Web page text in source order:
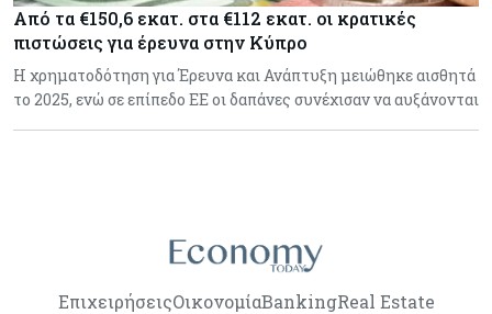
Από τα €150,6 εκατ. στα €112 εκατ. οι κρατικές
πιστώσεις για έρευνα στην Κύπρο
Η χρηματοδότηση για Έρευνα και Ανάπτυξη μειώθηκε αισθητά
το 2025, ενώ σε επίπεδο ΕΕ οι δαπάνες συνέχισαν να αυξάνονται
ΕπιχειρήσειςΟικονομίαBankingReal Estate